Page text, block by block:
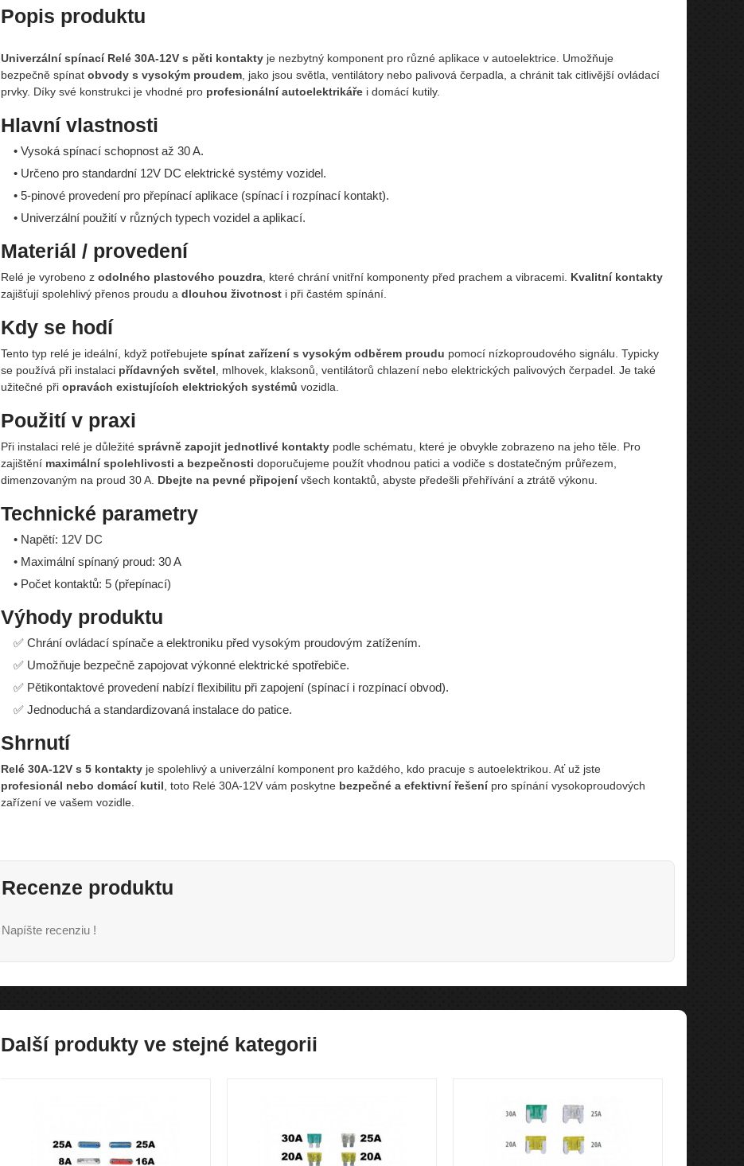
Popis produktu
Univerzální spínací Relé 30A-12V s pěti kontaktyje nezbytný komponent pro různé aplikace v autoelektrice. Umožňuje
bezpečně spínat obvody s vysokým proudem, jako jsou světla, ventilátory nebo palivová čerpadla, a chránit tak citlivější ovládací
prvky. Díky své konstrukci je vhodné pro profesionální autoelektrikářei domácí kutily.
Hlavní vlastnosti
• Vysoká spínací schopnost až 30 A.
• Určeno pro standardní 12V DC elektrické systémy vozidel.
• 5-pinové provedení pro přepínací aplikace (spínací i rozpínací kontakt).
• Univerzální použití v různých typech vozidel a aplikací.
Materiál / provedení
Relé je vyrobeno z odolného plastového pouzdra, které chrání vnitřní komponenty před prachem a vibracemi. Kvalitní kontakty
zajišťují spolehlivý přenos proudu a dlouhou životnosti při častém spínání.
Kdy se hodí
Tento typ relé je ideální, když potřebujete spínat zařízení s vysokým odběrem proudu pomocí nízkoproudového signálu. Typicky
se používá při instalaci přídavných světel, mlhovek, klaksonů, ventilátorů chlazení nebo elektrických palivových čerpadel. Je také
užitečné při opravách existujících elektrických systémů vozidla.
Použití v praxi
Při instalaci relé je důležité správně zapojit jednotlivé kontaktypodle schématu, které je obvykle zobrazeno na jeho těle. Pro
zajištění maximální spolehlivosti a bezpečnosti doporučujeme použít vhodnou patici a vodiče s dostatečným průřezem,
dimenzovaným na proud 30 A. Dbejte na pevné připojenívšech kontaktů, abyste předešli přehřívání a ztrátě výkonu.
Technické parametry
• Napětí: 12V DC
• Maximální spínaný proud: 30 A
• Počet kontaktů: 5 (přepínací)
Výhody produktu
✅ Chrání ovládací spínače a elektroniku před vysokým proudovým zatížením.
✅ Umožňuje bezpečně zapojovat výkonné elektrické spotřebiče.
✅ Pětikontaktové provedení nabízí flexibilitu při zapojení (spínací i rozpínací obvod).
✅ Jednoduchá a standardizovaná instalace do patice.
Shrnutí
Relé 30A-12V s 5 kontaktyje spolehlivý a univerzální komponent pro každého, kdo pracuje s autoelektrikou. Ať už jste
profesionál nebo domácí kutil, toto Relé 30A-12V vám poskytne bezpečné a efektivní řešenípro spínání vysokoproudových
zařízení ve vašem vozidle.
Recenze produktu
Napíšte recenziu !
Další produkty ve stejné kategorii